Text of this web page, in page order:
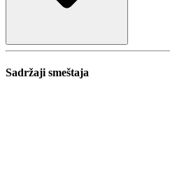
Sadržaji smeštaja